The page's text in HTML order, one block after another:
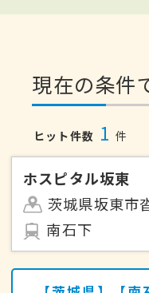
現在の条件
ヒット件数 1 件
ホスピタル坂東
茨城県坂東市
南石下